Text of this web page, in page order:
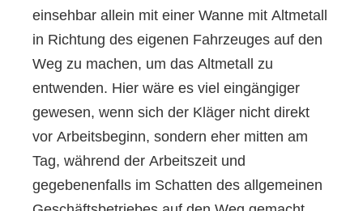
einsehbar allein mit einer Wanne mit Altmetall
in Richtung des eigenen Fahrzeuges auf den
Weg zu machen, um das Altmetall zu
entwenden. Hier wäre es viel eingängiger
gewesen, wenn sich der Kläger nicht direkt
vor Arbeitsbeginn, sondern eher mitten am
Tag, während der Arbeitszeit und
gegebenenfalls im Schatten des allgemeinen